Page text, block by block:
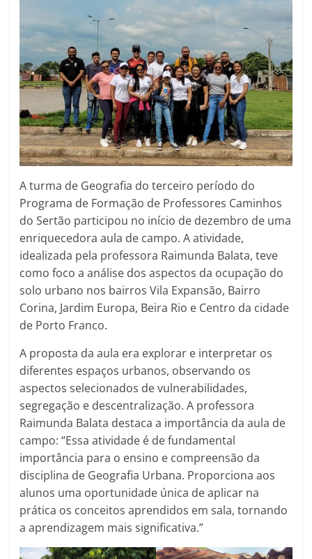
A turma de Geografia do terceiro período do
Programa de Formação de Professores Caminhos
do Sertão participou no início de dezembro de uma
enriquecedora aula de campo. A atividade,
idealizada pela professora Raimunda Balata, teve
como foco a análise dos aspectos da ocupação do
solo urbano nos bairros Vila Expansão, Bairro
Corina, Jardim Europa, Beira Rio e Centro da cidade
de Porto Franco.
A proposta da aula era explorar e interpretar os
diferentes espaços urbanos, observando os
aspectos selecionados de vulnerabilidades,
segregação e descentralização. A professora
Raimunda Balata destaca a importância da aula de
campo: “Essa atividade é de fundamental
importância para o ensino e compreensão da
disciplina de Geografia Urbana. Proporciona aos
alunos uma oportunidade única de aplicar na
prática os conceitos aprendidos em sala, tornando
a aprendizagem mais significativa.”